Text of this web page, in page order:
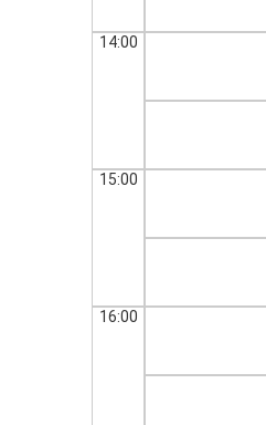
14:00
15:00
16:00